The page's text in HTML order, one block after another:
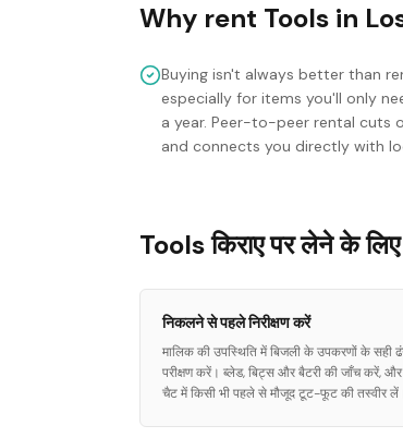
Why rent Tools in
Buying isn't always better than
especially for items you'll only
a year. Peer-to-peer rental cuts
and connects you directly with
Tools किराए पर लेने के
निकलने से पहले निरीक्षण करें
मालिक की उपस्थिति में बिजली के उपकरणों के सही
परीक्षण करें। ब्लेड, बिट्स और बैटरी की जाँच करें,
चैट में किसी भी पहले से मौजूद टूट-फूट की तस्वीर